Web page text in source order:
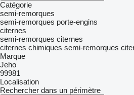
Catégorie
semi-remorques
semi-remorques porte-engins
citernes
semi-remorques citernes
citernes chimiques semi-remorques
Marque
Jeho
99981
Localisation
Rechercher dans un périmètre